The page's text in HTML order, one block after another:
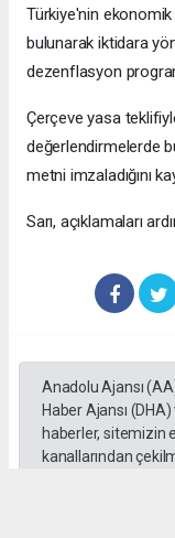
Türkiye'nin
bulunarak iktidara
dezenflasyon
Çerçeve yasa
değerlendirmelerde
metni imzaladığını
Sarı, açıklamaları
Anadolu Ajansı
Haber Ajansı
haberler, sitemizin
kanallarından